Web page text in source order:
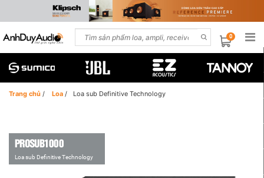
0
Trang chủ / Loa / Loa sub Definitive Technology
PROSUB1000
Loa sub Definitive Technology